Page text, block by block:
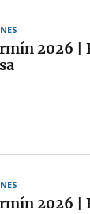
2026 |
2026 |